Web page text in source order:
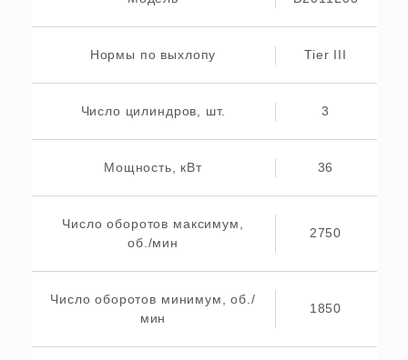
Нормы по выхлопу Tier III
Число цилиндров, шт. 3
Мощность, кВт 36
Число оборотов максимум,
об./мин
2750
Число оборотов минимум, об./
мин
1850